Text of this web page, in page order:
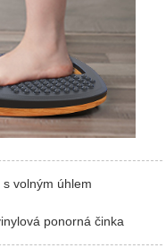
volným úhlem
ponorná činka